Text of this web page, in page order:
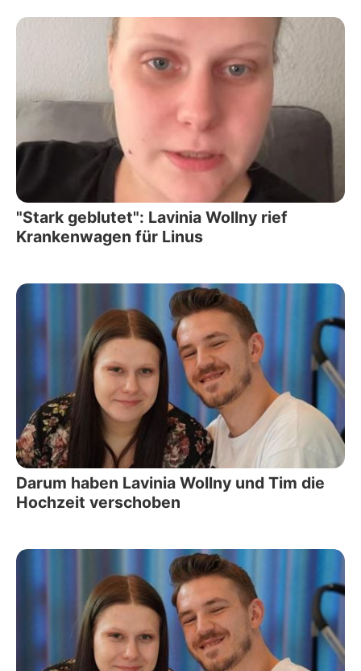
"Stark geblutet": Lavinia Wollny rief
Krankenwagen für Linus
Darum haben Lavinia Wollny und Tim die
Hochzeit verschoben